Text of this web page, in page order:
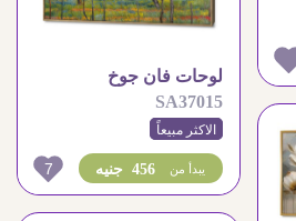
لوحات فان جوخ
SA37015
الاكثر مبيعاً
456 جنيه يبدأ من 7